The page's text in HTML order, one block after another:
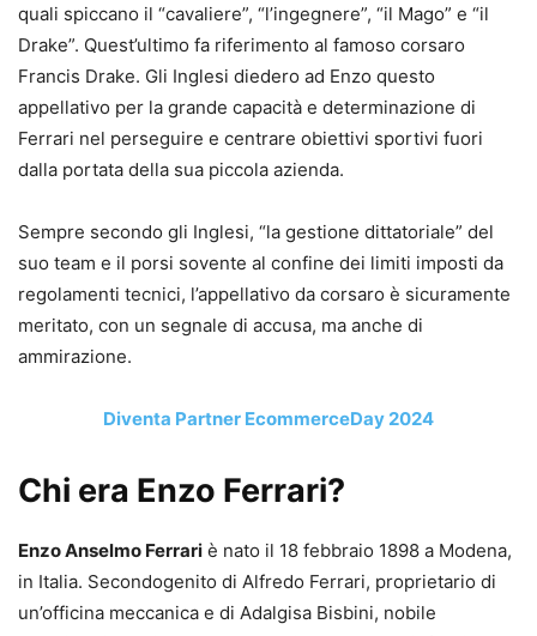
quali spiccano il “cavaliere”, “l’ingegnere”, “il Mago” e “il
Drake”. Quest’ultimo fa riferimento al famoso corsaro
Francis Drake. Gli Inglesi diedero ad Enzo questo
appellativo per la grande capacità e determinazione di
Ferrari nel perseguire e centrare obiettivi sportivi fuori
dalla portata della sua piccola azienda.
Sempre secondo gli Inglesi, “la gestione dittatoriale” del
suo team e il porsi sovente al confine dei limiti imposti da
regolamenti tecnici, l’appellativo da corsaro è sicuramente
meritato, con un segnale di accusa, ma anche di
ammirazione.
Diventa Partner EcommerceDay 2024
Chi era Enzo Ferrari?
Enzo Anselmo Ferrari è nato il 18 febbraio 1898 a Modena,
in Italia. Secondogenito di Alfredo Ferrari, proprietario di
un’officina meccanica e di Adalgisa Bisbini, nobile